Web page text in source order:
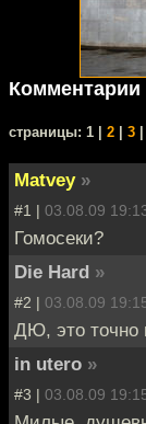
Комментарии
cтраницы: 1 | 2 3
Matvey »
#1 | 03.08.09
Гомосеки?
Die Hard »
#2 | 03.08.09
ДЮ, это точно
in utero »
#3 | 03.08.09